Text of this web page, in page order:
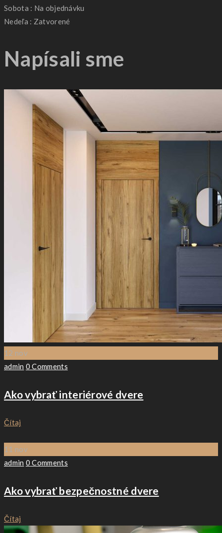
Sobota : Na objednávku
Nedeľa : Zatvorené
Napísali sme
12 nov
Author
admin 0 Comments
Ako vybrať interiérové dvere
Čítaj
11 nov
Author
admin 0 Comments
Ako vybrať bezpečnostné dvere
Čítaj